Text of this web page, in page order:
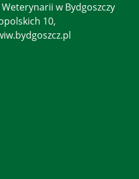
w Bydgoszczy
10,